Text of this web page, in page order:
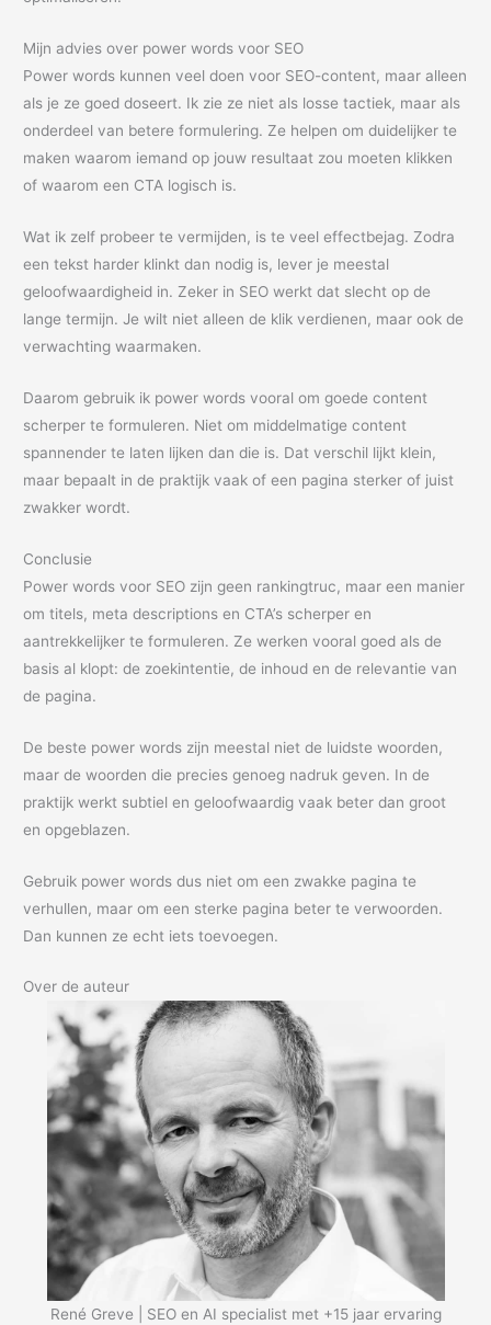
Mijn advies over power words voor SEO
Power words kunnen veel doen voor SEO-content, maar alleen
als je ze goed doseert. Ik zie ze niet als losse tactiek, maar als
onderdeel van betere formulering. Ze helpen om duidelijker te
maken waarom iemand op jouw resultaat zou moeten klikken
of waarom een CTA logisch is.
Wat ik zelf probeer te vermijden, is te veel effectbejag. Zodra
een tekst harder klinkt dan nodig is, lever je meestal
geloofwaardigheid in. Zeker in SEO werkt dat slecht op de
lange termijn. Je wilt niet alleen de klik verdienen, maar ook de
verwachting waarmaken.
Daarom gebruik ik power words vooral om goede content
scherper te formuleren. Niet om middelmatige content
spannender te laten lijken dan die is. Dat verschil lijkt klein,
maar bepaalt in de praktijk vaak of een pagina sterker of juist
zwakker wordt.
Conclusie
Power words voor SEO zijn geen rankingtruc, maar een manier
om titels, meta descriptions en CTA’s scherper en
aantrekkelijker te formuleren. Ze werken vooral goed als de
basis al klopt: de zoekintentie, de inhoud en de relevantie van
de pagina.
De beste power words zijn meestal niet de luidste woorden,
maar de woorden die precies genoeg nadruk geven. In de
praktijk werkt subtiel en geloofwaardig vaak beter dan groot
en opgeblazen.
Gebruik power words dus niet om een zwakke pagina te
verhullen, maar om een sterke pagina beter te verwoorden.
Dan kunnen ze echt iets toevoegen.
Over de auteur
René Greve | SEO en AI specialist met +15 jaar ervaring